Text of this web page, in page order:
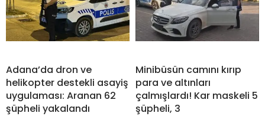
Adana’da dron ve
helikopter destekli asayiş
uygulaması: Aranan 62
şüpheli yakalandı
Minibüsün camını kırıp
para ve altınları
çalmışlardı! Kar maskeli 5
şüpheli, 3